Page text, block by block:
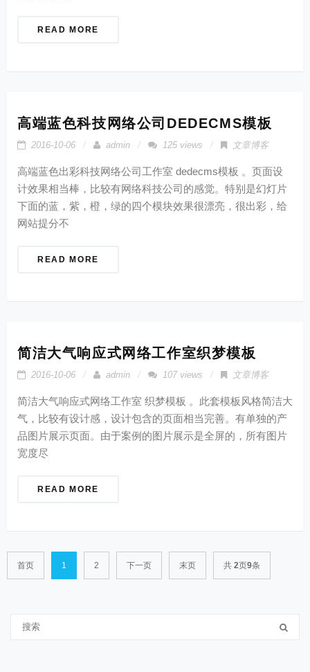
READ MORE
高端蓝色科技网络公司DEDECMS模板
2016-10-06 admin 125 views 文章博客
高端蓝色出彩科技网络公司工作室 dedecms模板 。页面设
计效果相当棒，比较有网络科技公司的感觉。特别是幻灯片
下面的蓝，紫，橙，绿的四个模块效果很漂亮，很出彩，给
网站提分不
READ MORE
简洁大气响应式网络工作室织梦模板
2016-10-06 admin 107 views 文章博客
简洁大气响应式网络工作室 织梦模板 。此套模板风格简洁大
气，比较有设计感，设计包含的页面相当完善。有单独的产
品图片展示页面。由于案例的图片展示是全屏的，所有图片
宽度尽
READ MORE
首页 1 2 下一页 末页 共 2页9条